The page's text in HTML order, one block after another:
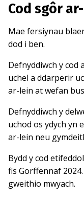
Cod sgôr
Mae fersiynau
dod i ben.
Defnyddiwch y cod
uchel a ddarperir
ar-lein at wefan
Defnyddiwch y
uchod os ydych yn
ar-lein neu
Bydd y cod
fis Gorffennaf
gweithio mwyach.